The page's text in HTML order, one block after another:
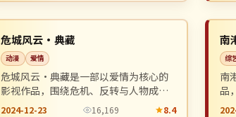
日本
危城风云·典藏
动漫 爱情
危城风云·典藏是一部以爱情为核心的
影视作品，围绕危机、反转与人物成长
展开，整体节奏紧凑，值得推荐观看。
2024-12-23 16,169 8.4
韩
南
综
南
品
整